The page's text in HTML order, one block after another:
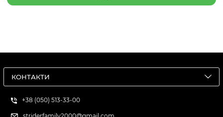
КОНТАКТИ
+38 (050) 513-33-00